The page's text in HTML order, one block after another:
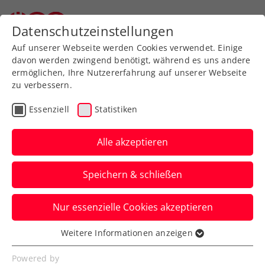
Zurück zur Newsübersicht
Turniere
ITF Tunis: Tagger/Zimmer
gelingt Achtungserfolg im
Doppel
Die beiden gewinnen in Tunesien ihren
bisher mit Abstand größten
internationalen Doppeltitel.
Verfasst von: Manuel Wachta, 30.01.2024
Datenschutzeinstellungen
Auf unserer Webseite werden Cookies verwendet. Einige
davon werden zwingend benötigt, während es uns andere
ermöglichen, Ihre Nutzererfahrung auf unserer Webseite
zu verbessern.
Essenziell Statistiken
Alle akzeptieren
Speichern & schließen
Nur essenzielle Cookies akzeptieren
Essenziell
Essenzielle Cookies werden für grundlegende
Weitere Informationen anzeigen
Powered by